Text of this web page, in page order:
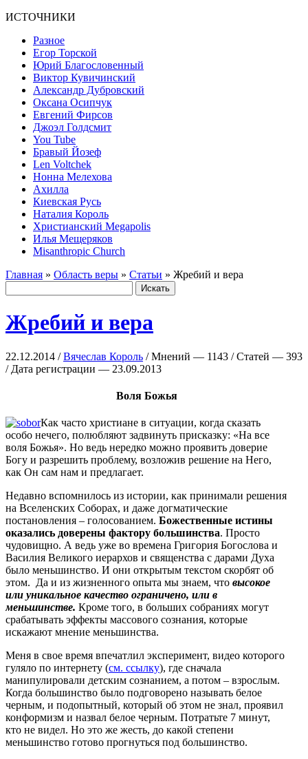
ИСТОЧНИКИ
Разное
Егор Торской
Юрий Благословенный
Виктор Кувичинский
Александр Дубровский
Оксана Осипчук
Евгений Фирсов
Джоэл Голдсмит
You Tube
Бравый Йозеф
Len Voltchek
Нонна Мелехова
Ахилла
Киевская Русь
Наталия Король
Христианский Megapolis
Илья Мещеряков
Misanthropic Church
Главная » Область веры » Статьи » Жребий и вера
Жребий и вера
22.12.2014 /Вячеслав Король / Мнений — 1143 / Статей — 393
/ Дата регистрации — 23.09.2013
Воля Божья
Как часто христиане в ситуации, когда сказать
особо нечего, полюбляют задвинуть присказку: «На все
воля Божья». Но ведь нередко можно проявить доверие
Богу и разрешить проблему, возложив решение на Него,
как Он сам нам и предлагает.
Недавно вспомнилось из истории, как принимали решения
на Вселенских Соборах, и даже догматические
постановления – голосованием. Божественные истины
оказались доверены фактору большинства. Просто
чудовищно. А ведь уже во времена Григория Богослова и
Василия Великого иерархов и священства с дарами Духа
было меньшинство. И они открытым текстом скорбят об
этом. Да и из жизненного опыта мы знаем, что высокое
или уникальное качество ограничено, или в
меньшинстве. Кроме того, в больших собраниях могут
срабатывать эффекты массового сознания, которые
искажают мнение меньшинства.
Меня в свое время впечатлил эксперимент, видео которого
гуляло по интернету (см. ссылку), где сначала
манипулировали детским сознанием, а потом – взрослым.
Когда большинство было подговорено называть белое
черным, и подопытный, который об этом не знал, проявил
конформизм и назвал белое черным. Потратьте 7 минут,
кто не видел. Но это же жесть, до какой степени
меньшинство готово прогнуться под большинство.